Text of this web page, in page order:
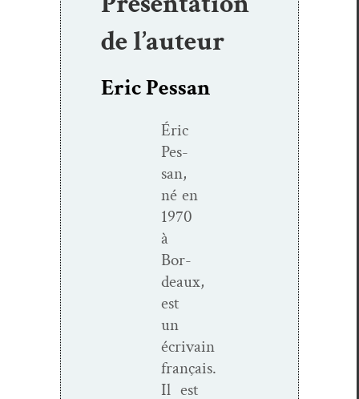
de l’auteur
Eric Pessan
Éric
Pes­
san,
né en
1970
à
Bor­
deaux,
est
un
écrivain
français.
Il est